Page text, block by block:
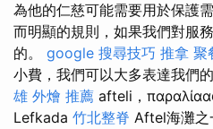
為他的仁慈可能需要用於保護
而明顯的規則，如果我們對服
的。 google 搜尋技巧 推拿 聚
小費，我們可以大多表達我們
雄 外燴 推薦 afteli，
Lefkada 竹北整脊 Aftel海灘之